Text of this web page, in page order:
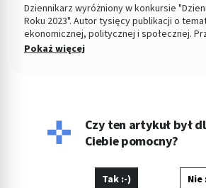
Dziennikarz wyróżniony w konkursie
Roku 2023". Autor tysięcy publikacji o
ekonomicznej, politycznej i społecznej.
Dziennikiem Łódzkim i Polska TheTimes. Z
Pokaż więcej
Czy ten artykuł był
Ciebie pomocny?
Tak :-) Nie